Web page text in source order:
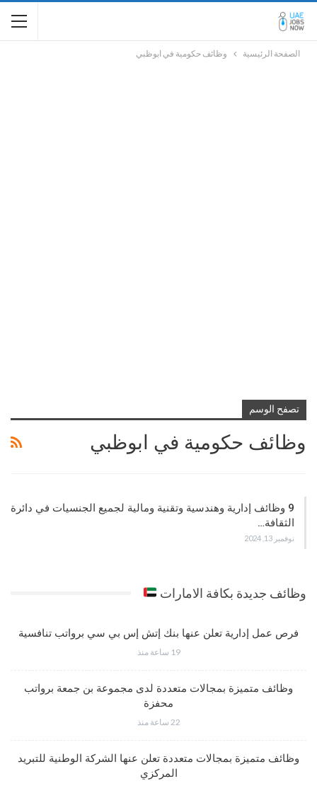
الصفحة الرئيسية وظائف حكومية في ابوظبي
تصفح الوسم
وظائف حكومية في ابوظبي
9 وظائف إدارية وهندسية وتقنية ومالية لجميع الجنسيات في دائرة
الثقافة…
نوفمبر 13, 2024
وظائف جديدة بكافة الامارات
فرص عمل إدارية تعلن عنها بنك إتش إس بي سي برواتب تنافسية
19 ساعة منذ
وظائف متميزة بمجالات متعددة لدى مجموعة بن جمعة برواتب
محفزة
22 ساعة منذ
وظائف متميزة بمجالات متعددة تعلن عنها الشركة الوطنية للتبريد
المركزي